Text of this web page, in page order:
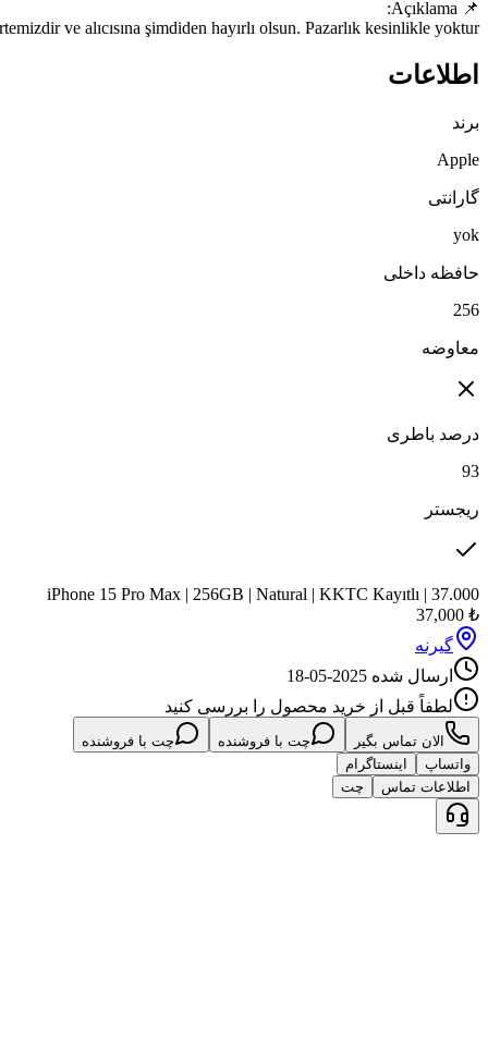
Cihazda hiçbir sorun bulunmamaktadır. Tertemizdir ve alıcısına
iPhone 15 Pro Max
چت با فروشنده